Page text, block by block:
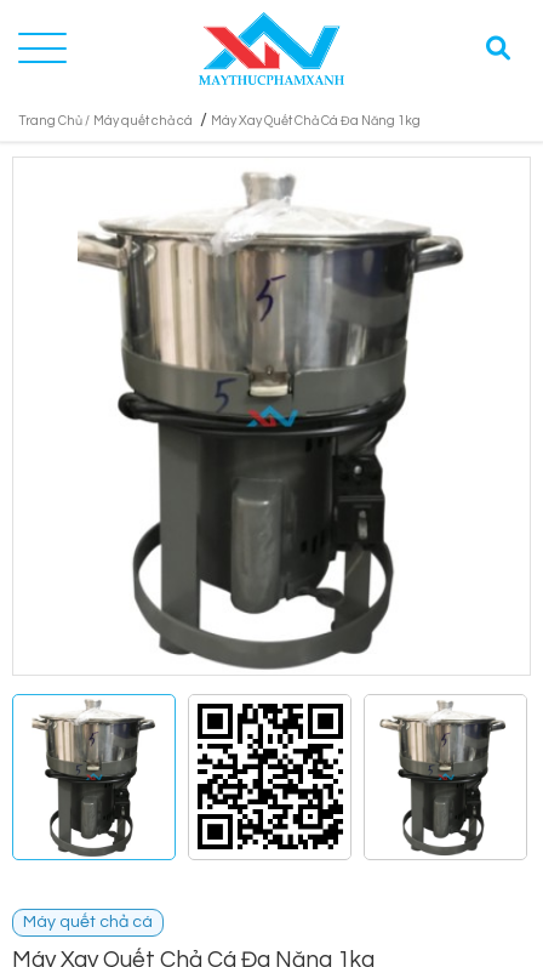
Trang Chủ / Máy quết chả cá / Máy Xay Quết Chả Cá Đa Năng 1kg
Máy quết chả cá
Máy Xay Quết Chả Cá Đa Năng 1kg